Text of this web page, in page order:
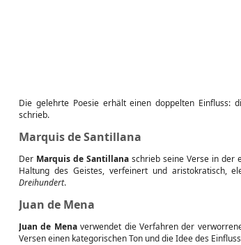
Die gelehrte Poesie erhält einen doppelten Einfluss:
schrieb.
Marquis de Santillana
Der Marquis de Santillana schrieb seine Verse in der
Haltung des Geistes, verfeinert und aristokratisch,
Dreihundert.
Juan de Mena
Juan de Menaverwendet die Verfahren der
Versen einen kategorischen Ton und die Idee des